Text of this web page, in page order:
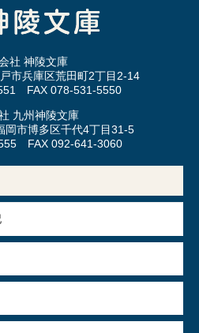
社 神陵文庫
市兵庫区荒田町2丁目2-14
FAX 078-531-5550
九州神陵文庫
市博多区千代4丁目31-5
FAX 092-641-3060